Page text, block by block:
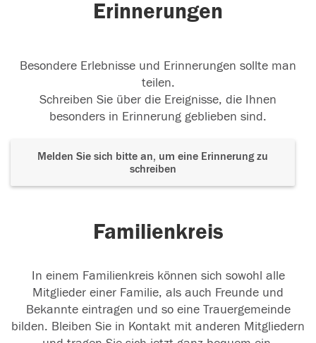
Erinnerungen
Besondere Erlebnisse und Erinnerungen sollte man
teilen.
Schreiben Sie über die Ereignisse, die Ihnen
besonders in Erinnerung geblieben sind.
Melden Sie sich bitte an, um eine Erinnerung zu
schreiben
Familienkreis
In einem Familienkreis können sich sowohl alle
Mitglieder einer Familie, als auch Freunde und
Bekannte eintragen und so eine Trauergemeinde
bilden. Bleiben Sie in Kontakt mit anderen Mitgliedern